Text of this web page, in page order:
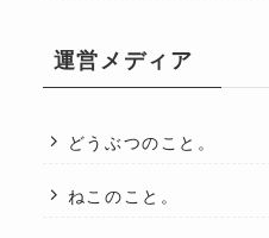
運営メディア
どうぶつのこと。
ねこのこと。